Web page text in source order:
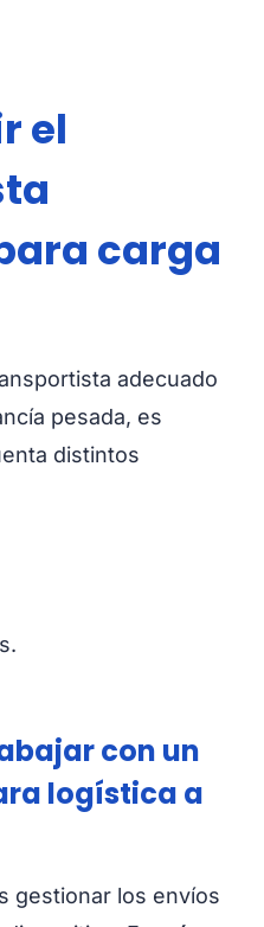
el
carga
adecuado
pesada, es
distintos
con un
logística a
gestionar los envíos